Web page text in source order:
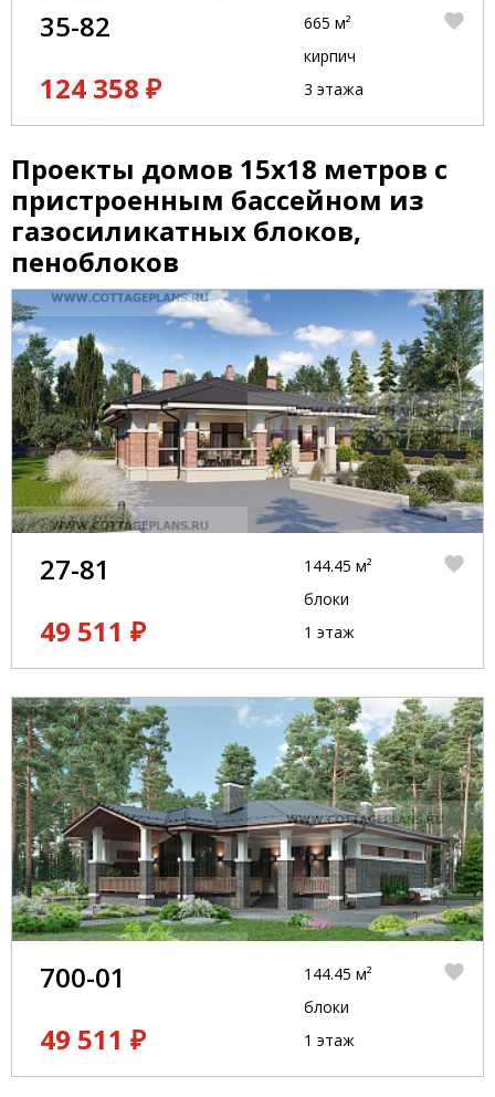
35-82
124 358 ₽
665 м²
кирпич
3 этажа
Проекты домов 15x18 метров с
пристроенным бассейном из
газосиликатных блоков,
пеноблоков
27-81
49 511 ₽
144.45 м²
блоки
1 этаж
700-01
49 511 ₽
144.45 м²
блоки
1 этаж